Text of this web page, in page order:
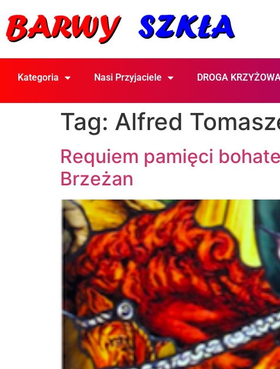
Kategoria Nasi Przyjaciele DROGA
Tag: Alfred
Requiem pamięci
Brzeżan